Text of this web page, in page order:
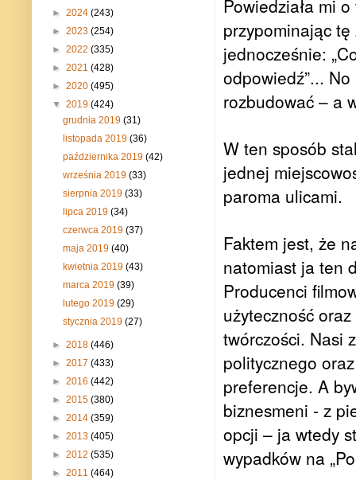
Powiedziała mi
przypominając
jednocześnie:
odpowiedź”... No
rozbudować – a
W ten sposób
jednej
paroma ulicami.
Faktem jest, że
natomiast ja ten
Producenci
użyteczność
twórczości. Nasi
politycznego
preferencje. A
biznesmeni - z
opcji – ja wtedy
wypadków na
► 2024 (243)
► 2023 (254)
► 2022 (335)
► 2021 (428)
► 2020 (495)
▼ 2019 (424)
grudnia 2019(31)
listopada 2019(36)
października 2019(42)
września 2019(33)
sierpnia 2019(33)
lipca 2019(34)
czerwca 2019(37)
maja 2019(40)
kwietnia 2019(43)
marca 2019(39)
lutego 2019(29)
stycznia 2019(27)
► 2018 (446)
► 2017 (433)
► 2016 (442)
► 2015 (380)
► 2014 (359)
► 2013 (405)
► 2012 (535)
► 2011 (464)